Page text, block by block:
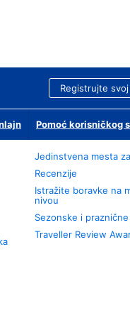
Registrujte
Pomoć korisničkog
Jedinstvena mesta
Recenzije
Istražite boravke na
nivou
Sezonske i
Traveller Review